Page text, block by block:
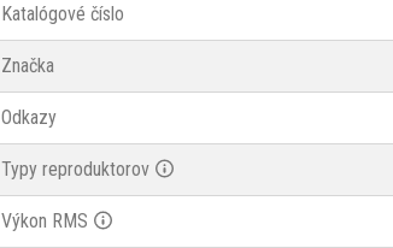
Katalógové číslo
Značka
Odkazy
Typy reproduktorov
Výkon RMS